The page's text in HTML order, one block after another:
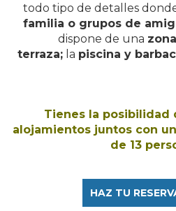
todo tipo de detalles
familia o grupos de
dispone de una
terraza; la piscina y
Tienes la posibilidad
alojamientos juntos con
de 13
HAZ TU